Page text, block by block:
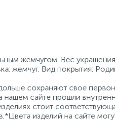
жемчугом. Вес
жемчуг. Вид покрытия:
сохраняют свое
нашем сайте прошли
стоит
изделий на сайте